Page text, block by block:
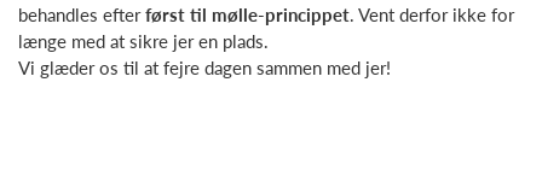
behandles efterførst til mølle-princippet . Vent derfor ikke for
længe med at sikre jer en plads.
Vi glæder os til at fejre dagen sammen med jer!